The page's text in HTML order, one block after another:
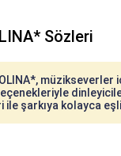
Sözleri
müzikseverler
ile şarkıya kolayca